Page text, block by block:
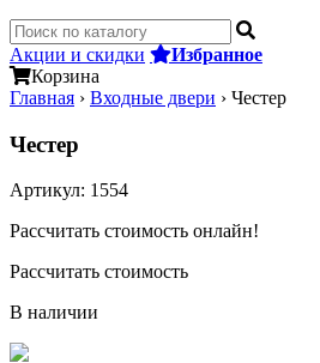
Акции и скидки Избранное
Корзина
Главная › Входные двери › Честер
Честер
Артикул: 1554
Рассчитать стоимость онлайн!
Рассчитать стоимость
В наличии